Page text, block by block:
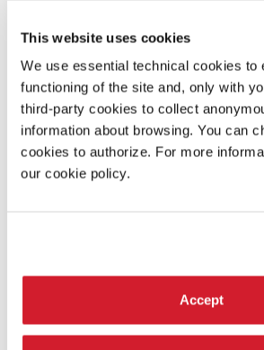
This website uses cookies
We use essential technical cookies to
functioning of the site and, only with
third-party cookies to collect
information about browsing. You can
cookies to authorize. For more
our cookie policy.
Accept
Arthur Beavis